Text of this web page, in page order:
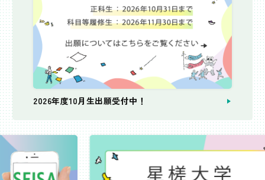
2026年度10月生出願受付中！